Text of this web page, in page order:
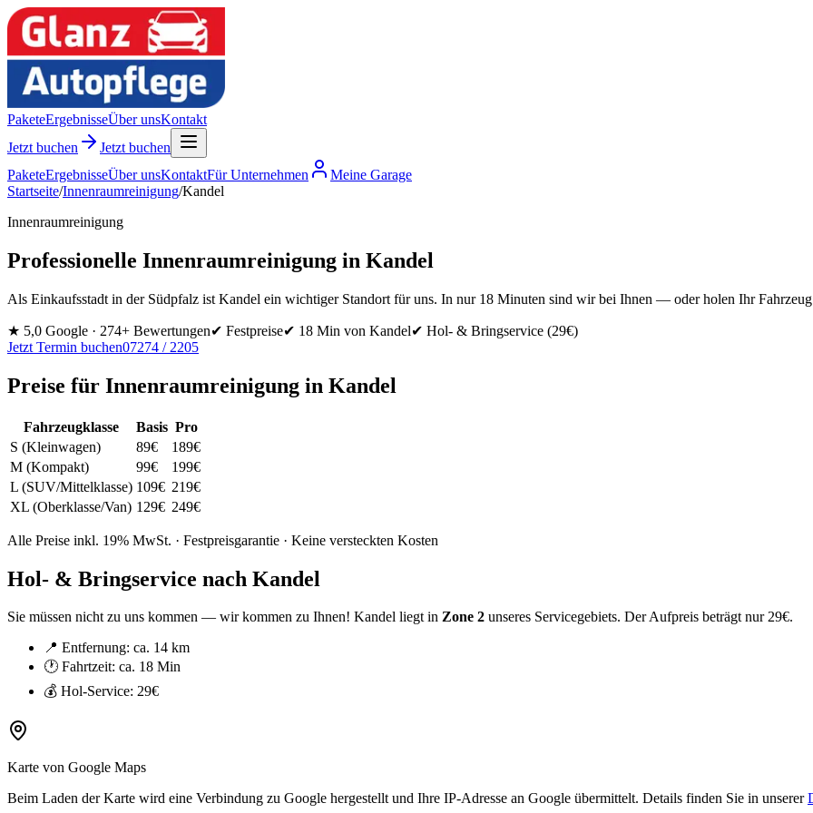
PaketeErgebnisseÜber unsKontakt
Jetzt buchen
Jetzt buchen
PaketeErgebnisseÜber unsKontaktFür Unternehmen
Meine Garage
Startseite/Innenraumreinigung/Kandel
Innenraumreinigung
Professionelle Innenraumreinigung in Kandel
Als Einkaufsstadt in der Südpfalz ist Kandel ein wichtiger Standort für uns. In nur 18 Minuten sind wir bei Ihnen — oder holen Ihr
★ 5,0 Google · 274+ Bewertungen✔ Festpreise✔ 18 Min von Kandel✔ Hol- & Bringservice (29€)
Jetzt Termin buchen07274 / 2205
Preise für Innenraumreinigung in Kandel
Fahrzeugklasse Basis Pro
S (Kleinwagen)
89€ 189€
M (Kompakt)
99€ 199€
L (SUV/Mittelklasse) 109€ 219€
XL (Oberklasse/Van) 129€ 249€
Alle Preise inkl. 19% MwSt. · Festpreisgarantie · Keine versteckten Kosten
Hol- & Bringservice nach Kandel
Sie müssen nicht zu uns kommen — wir kommen zu Ihnen! Kandel liegt in Zone 2 unseres Servicegebiets. Der Aufpreis beträgt nur 29€.
📍 Entfernung: ca. 14 km
🕐 Fahrtzeit: ca. 18 Min
💰 Hol-Service: 29€
Karte von Google Maps
Beim Laden der Karte wird eine Verbindung zu Google hergestellt und Ihre IP-Adresse an Google übermittelt. Details finden Sie in unserer